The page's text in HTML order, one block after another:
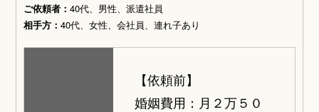
ご依頼者：40代、男性、派遣社員
相手方：40代、女性、会社員、連れ子あり
【依頼前】
婚姻費用：月２万５０